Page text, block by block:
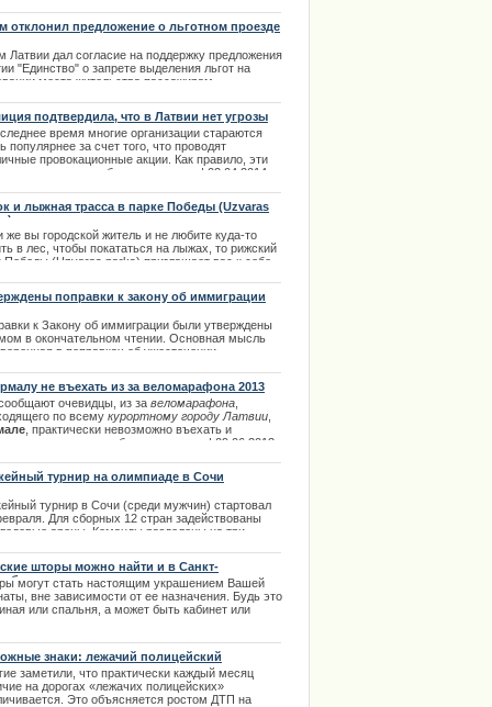
отклонил предложение о льготном проезде
Латвии дал согласие на поддержку предложения
"Единство" о запрете выделения льгот на
места жительства пассажирам
проголосовали 55 депутатов и за разницу в
отдали свои голоса 28 депутатов. Один
воздержался.
подтвердила, что в Латвии нет угрозы
время многие организации стараются
популярнее за счет того, что проводят
провокационные акции. Как правило, эти
привлекают всеобщее внимание. | 02.04.2014
и лыжная трасса в парке Победы (Uzvaras
же вы городской житель и не любите куда-то
в лес, чтобы покататься на лыжах, то рижский
Победы (Uzvaras parks) приглашает вас к себе
для детей и их родителей доступны и
поправки к закону об иммиграции
к Закону об иммиграции были утверждены
в окончательном чтении. Основная мысль
в поправках об ужесточении
третьих стран, покупающих в Латвии
не въехать из за веломарафона 2013
очевидцы, из за веломарафона
по всему курортному городу Латвии
, практически невозможно въехать и
на автомобиле по городе. | 09.06.2013
турнир на олимпиаде в Сочи
турнир в Сочи (среди мужчин) стартовал
Для сборных 12 стран задействованы
арены. Команды разделены на три
шторы можно найти и в Санкт-
могут стать настоящим украшением Вашей
вне зависимости от ее назначения. Будь это
или спальня, а может быть кабинет или
- настоящие итальянские шторы станут
на заказ в Санкт-Петербурге можно сшить в
штор "Эскиз". | 18.01.2014
знаки: лежачий полицейский
заметили, что практически каждый месяц
на дорогах «лежачих полицейских»
Это объясняется ростом ДТП на